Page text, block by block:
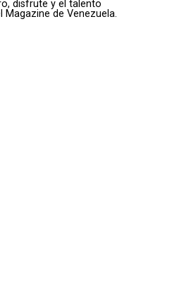
disfrute y el talento
de Venezuela.